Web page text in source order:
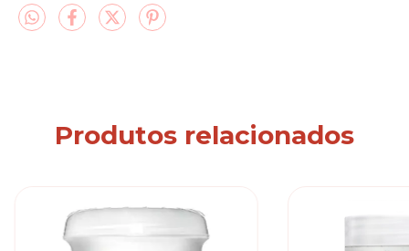
Produtos relacionados